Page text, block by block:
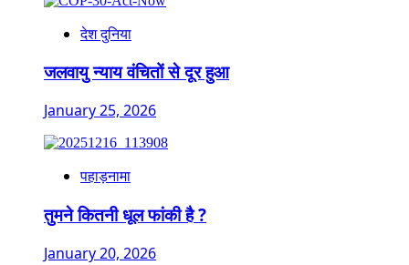
देश दुनिया
जलवायु न्याय वंचितों से दूर हुआ
January 25, 2026
पहाड़नामा
तुमने कितनी धूल फांकी है ?
January 20, 2026